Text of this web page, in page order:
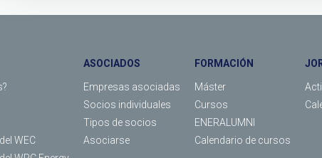
WEC
ASOCIADOS
Empresas asociadas
Socios individuales
Tipos de socios
Asociarse
FORMACIÓN
Máster
Cursos
ENERALUMNI
Calendario de cursos